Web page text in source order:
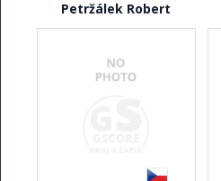
Petržálek Robert